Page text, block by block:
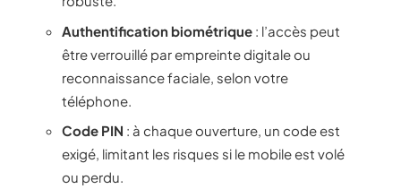
Authentification biométrique : l’accès peut
être verrouillé par empreinte digitale ou
reconnaissance faciale, selon votre
téléphone.
Code PIN : à chaque ouverture, un code est
exigé, limitant les risques si le mobile est volé
ou perdu.